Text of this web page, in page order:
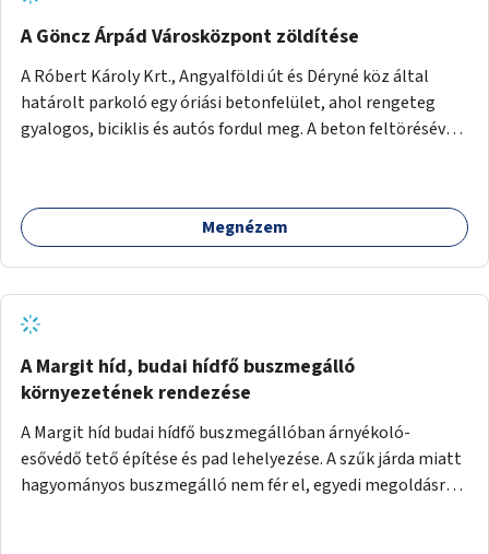
A Göncz Árpád Városközpont zöldítése
A Róbert Károly Krt., Angyalföldi út és Déryné köz által
határolt parkoló egy óriási betonfelület, ahol rengeteg
gyalogos, biciklis és autós fordul meg. A beton feltörésével,
menti járda és a parkoló közé kellene egy zöld sáv,
virágágyásokkal a meglévő fák alá, a lakóépület felőli két
Megnézem
A Margit híd, budai hídfő buszmegálló
környezetének rendezése
A Margit híd budai hídfő buszmegállóban árnyékoló-
esővédő tető építése és pad lehelyezése. A szűk járda miatt
hagyományos buszmegálló nem fér el, egyedi megoldásra